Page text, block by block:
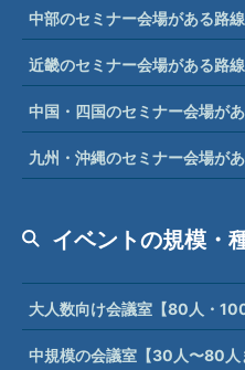
中部のセミナー会場がある路線
近畿のセミナー会場がある路線
中国・四国のセミナー会場が
九州・沖縄のセミナー会場が
イベントの規模・
大人数向け会議室【80人・
中規模の会議室【30人〜80人